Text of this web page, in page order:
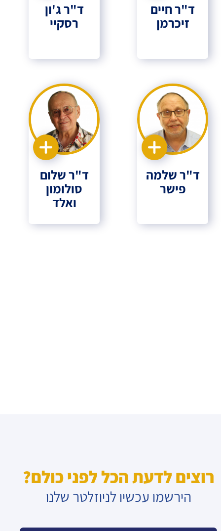
ד"ר חיים
זיכרמן
ד"ר ג'ון
רסקיי
ד"ר שלמה
פישר
ד"ר שלום
סולומון
ואלד
רוצים לדעת הכל לפני כולם?
הירשמו עכשיו לניוזלטר שלנו